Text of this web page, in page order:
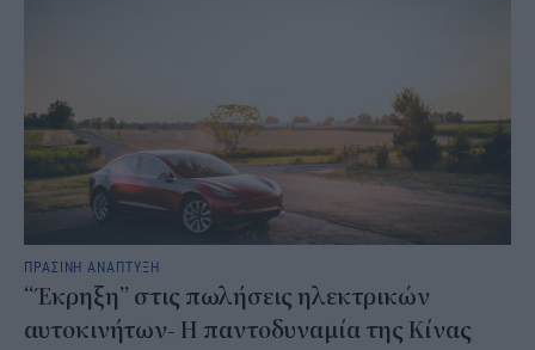
ΠΡΑΣΙΝΗ ΑΝΑΠΤΥΞΗ
“Έκρηξη” στις πωλήσεις ηλεκτρικών
αυτοκινήτων- Η παντοδυναμία της Κίνας